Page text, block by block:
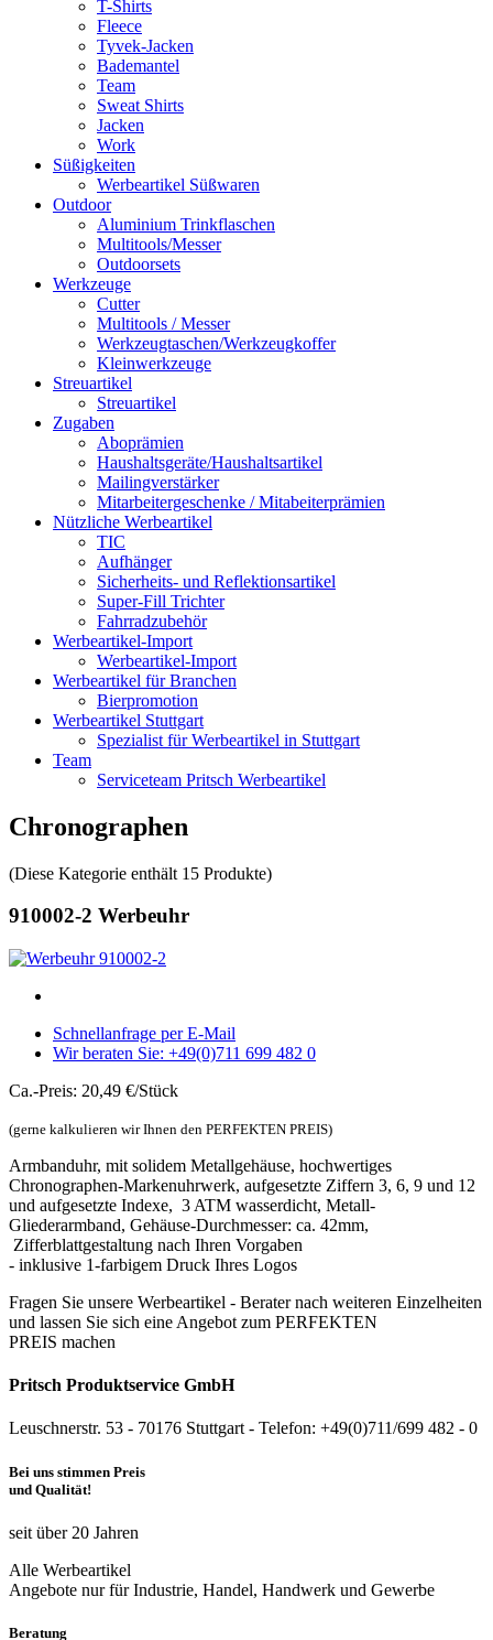
T-Shirts
Fleece
Tyvek-Jacken
Bademantel
Team
Sweat Shirts
Jacken
Work
Süßigkeiten
Werbeartikel Süßwaren
Outdoor
Aluminium Trinkflaschen
Multitools/Messer
Outdoorsets
Werkzeuge
Cutter
Multitools / Messer
Werkzeugtaschen/Werkzeugkoffer
Kleinwerkzeuge
Streuartikel
Streuartikel
Zugaben
Aboprämien
Haushaltsgeräte/Haushaltsartikel
Mailingverstärker
Mitarbeitergeschenke / Mitabeiterprämien
Nützliche Werbeartikel
TIC
Aufhänger
Sicherheits- und Reflektionsartikel
Super-Fill Trichter
Fahrradzubehör
Werbeartikel-Import
Werbeartikel-Import
Werbeartikel für Branchen
Bierpromotion
Werbeartikel Stuttgart
Spezialist für Werbeartikel in Stuttgart
Team
Serviceteam Pritsch Werbeartikel
Chronographen
(Diese Kategorie enthält 15 Produkte)
910002-2 Werbeuhr
Schnellanfrage per E-Mail
Wir beraten Sie: +49(0)711 699 482 0
Ca.-Preis: 20,49 €/Stück
(gerne kalkulieren wir Ihnen den PERFEKTEN PREIS)
Armbanduhr, mit solidem Metallgehäuse, hochwertiges
Chronographen-Markenuhrwerk, aufgesetzte Ziffern 3, 6, 9 und 12
und aufgesetzte Indexe, 3 ATM wasserdicht, Metall-
Gliederarmband, Gehäuse-Durchmesser: ca. 42mm,
Zifferblattgestaltung nach Ihren Vorgaben
- inklusive 1-farbigem Druck Ihres Logos
Fragen Sie unsere Werbeartikel - Berater nach weiteren Einzelheiten
und lassen Sie sich eine Angebot zum PERFEKTEN
PREIS machen
Pritsch Produktservice GmbH
Leuschnerstr. 53 - 70176 Stuttgart - Telefon: +49(0)711/699 482 - 0
Bei uns stimmen Preis
und Qualität!
seit über 20 Jahren
Alle Werbeartikel
Angebote nur für Industrie, Handel, Handwerk und Gewerbe
Beratung